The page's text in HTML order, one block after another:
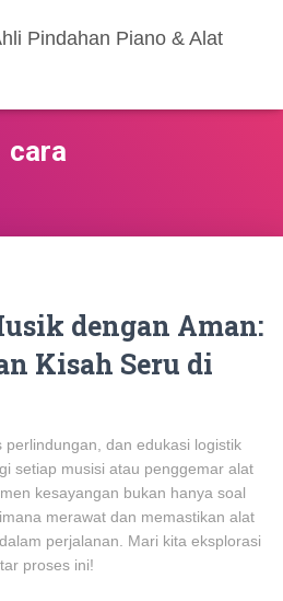
Pindahan Piano & Alat
cara
dengan Aman:
Kisah Seru di
dan edukasi logistik
setiap musisi atau penggemar alat
kesayangan bukan hanya soal
merawat dan memastikan alat
perjalanan. Mari kita eksplorasi
proses ini!